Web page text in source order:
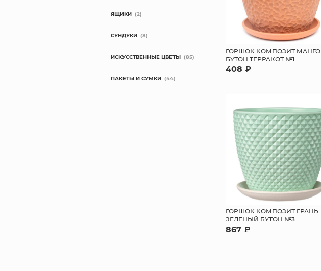
ГОРШОК КОМПОЗИТ МАНГО
БУТОН ТЕРРАКОТ №1
408 ₽
ГОРШОК КОМПОЗИТ ГРАНЬ
ЗЕЛЕНЫЙ БУТОН №3
867 ₽
ЯЩИКИ (2)
СУНДУКИ (8)
ИСКУССТВЕННЫЕ ЦВЕТЫ (85)
ПАКЕТЫ И СУМКИ (44)